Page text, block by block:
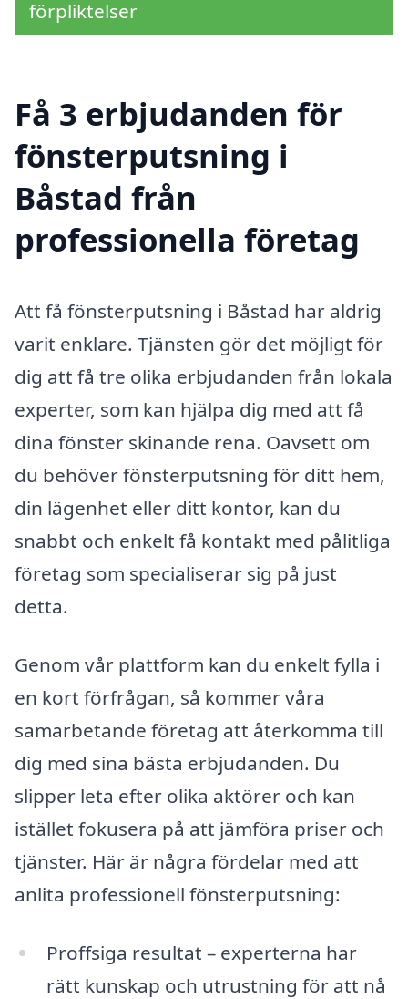
förpliktelser
Få 3 erbjudanden för
fönsterputsning i
Båstad från
professionella företag
Att få fönsterputsning i Båstad har aldrig
varit enklare. Tjänsten gör det möjligt för
dig att få tre olika erbjudanden från lokala
experter, som kan hjälpa dig med att få
dina fönster skinande rena. Oavsett om
du behöver fönsterputsning för ditt hem,
din lägenhet eller ditt kontor, kan du
snabbt och enkelt få kontakt med pålitliga
företag som specialiserar sig på just
detta.
Genom vår plattform kan du enkelt fylla i
en kort förfrågan, så kommer våra
samarbetande företag att återkomma till
dig med sina bästa erbjudanden. Du
slipper leta efter olika aktörer och kan
istället fokusera på att jämföra priser och
tjänster. Här är några fördelar med att
anlita professionell fönsterputsning:
Proffsiga resultat – experterna har
rätt kunskap och utrustning för att nå